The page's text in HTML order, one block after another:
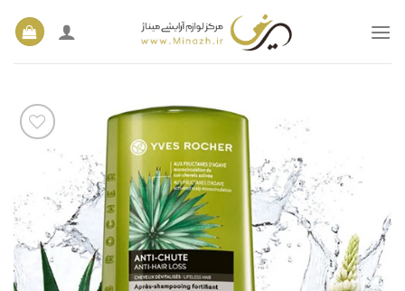
افزودن
به
علاقه
مندی
ها